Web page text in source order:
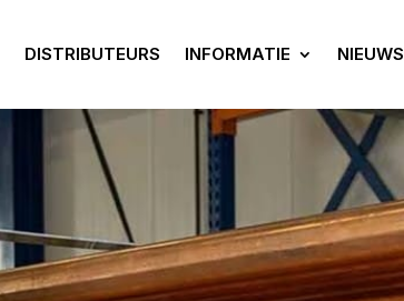
DISTRIBUTEURS INFORMATIE NIEUWS